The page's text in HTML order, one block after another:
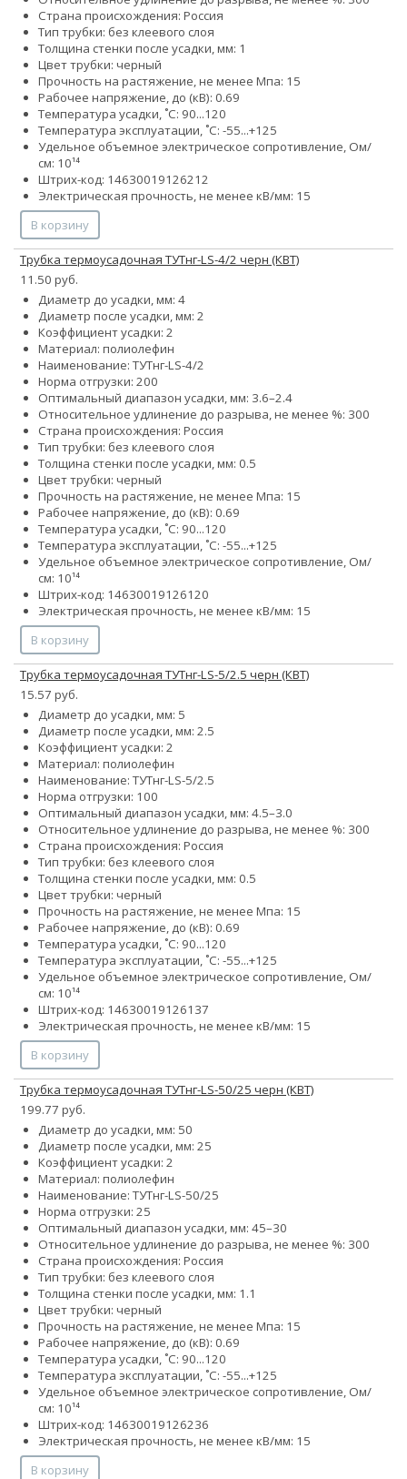
Страна происхождения: Россия
Тип трубки: без клеевого слоя
Толщина стенки после усадки, мм: 1
Цвет трубки: черный
Прочность на растяжение, не менее Мпа: 15
Рабочее напряжение, до (кВ): 0.69
Температура усадки, ˚С: 90...120
Температура эксплуатации, ˚С: -55...+125
Удельное объемное электрическое сопротивление, Ом/
см: 10¹⁴
Штрих-код: 14630019126212
Электрическая прочность, не менее кВ/мм: 15
В корзину
Трубка термоусадочная ТУТнг-LS-4/2 черн (КВТ)
11.50 руб.
Диаметр до усадки, мм: 4
Диаметр после усадки, мм: 2
Коэффициент усадки: 2
Материал: полиолефин
Наименование: ТУТнг-LS-4/2
Норма отгрузки: 200
Оптимальный диапазон усадки, мм: 3.6–2.4
Относительное удлинение до разрыва, не менее %: 300
Страна происхождения: Россия
Тип трубки: без клеевого слоя
Толщина стенки после усадки, мм: 0.5
Цвет трубки: черный
Прочность на растяжение, не менее Мпа: 15
Рабочее напряжение, до (кВ): 0.69
Температура усадки, ˚С: 90...120
Температура эксплуатации, ˚С: -55...+125
Удельное объемное электрическое сопротивление, Ом/
см: 10¹⁴
Штрих-код: 14630019126120
Электрическая прочность, не менее кВ/мм: 15
В корзину
Трубка термоусадочная ТУТнг-LS-5/2.5 черн (КВТ)
15.57 руб.
Диаметр до усадки, мм: 5
Диаметр после усадки, мм: 2.5
Коэффициент усадки: 2
Материал: полиолефин
Наименование: ТУТнг-LS-5/2.5
Норма отгрузки: 100
Оптимальный диапазон усадки, мм: 4.5–3.0
Относительное удлинение до разрыва, не менее %: 300
Страна происхождения: Россия
Тип трубки: без клеевого слоя
Толщина стенки после усадки, мм: 0.5
Цвет трубки: черный
Прочность на растяжение, не менее Мпа: 15
Рабочее напряжение, до (кВ): 0.69
Температура усадки, ˚С: 90...120
Температура эксплуатации, ˚С: -55...+125
Удельное объемное электрическое сопротивление, Ом/
см: 10¹⁴
Штрих-код: 14630019126137
Электрическая прочность, не менее кВ/мм: 15
В корзину
Трубка термоусадочная ТУТнг-LS-50/25 черн (КВТ)
199.77 руб.
Диаметр до усадки, мм: 50
Диаметр после усадки, мм: 25
Коэффициент усадки: 2
Материал: полиолефин
Наименование: ТУТнг-LS-50/25
Норма отгрузки: 25
Оптимальный диапазон усадки, мм: 45–30
Относительное удлинение до разрыва, не менее %: 300
Страна происхождения: Россия
Тип трубки: без клеевого слоя
Толщина стенки после усадки, мм: 1.1
Цвет трубки: черный
Прочность на растяжение, не менее Мпа: 15
Рабочее напряжение, до (кВ): 0.69
Температура усадки, ˚С: 90...120
Температура эксплуатации, ˚С: -55...+125
Удельное объемное электрическое сопротивление, Ом/
см: 10¹⁴
Штрих-код: 14630019126236
Электрическая прочность, не менее кВ/мм: 15
В корзину